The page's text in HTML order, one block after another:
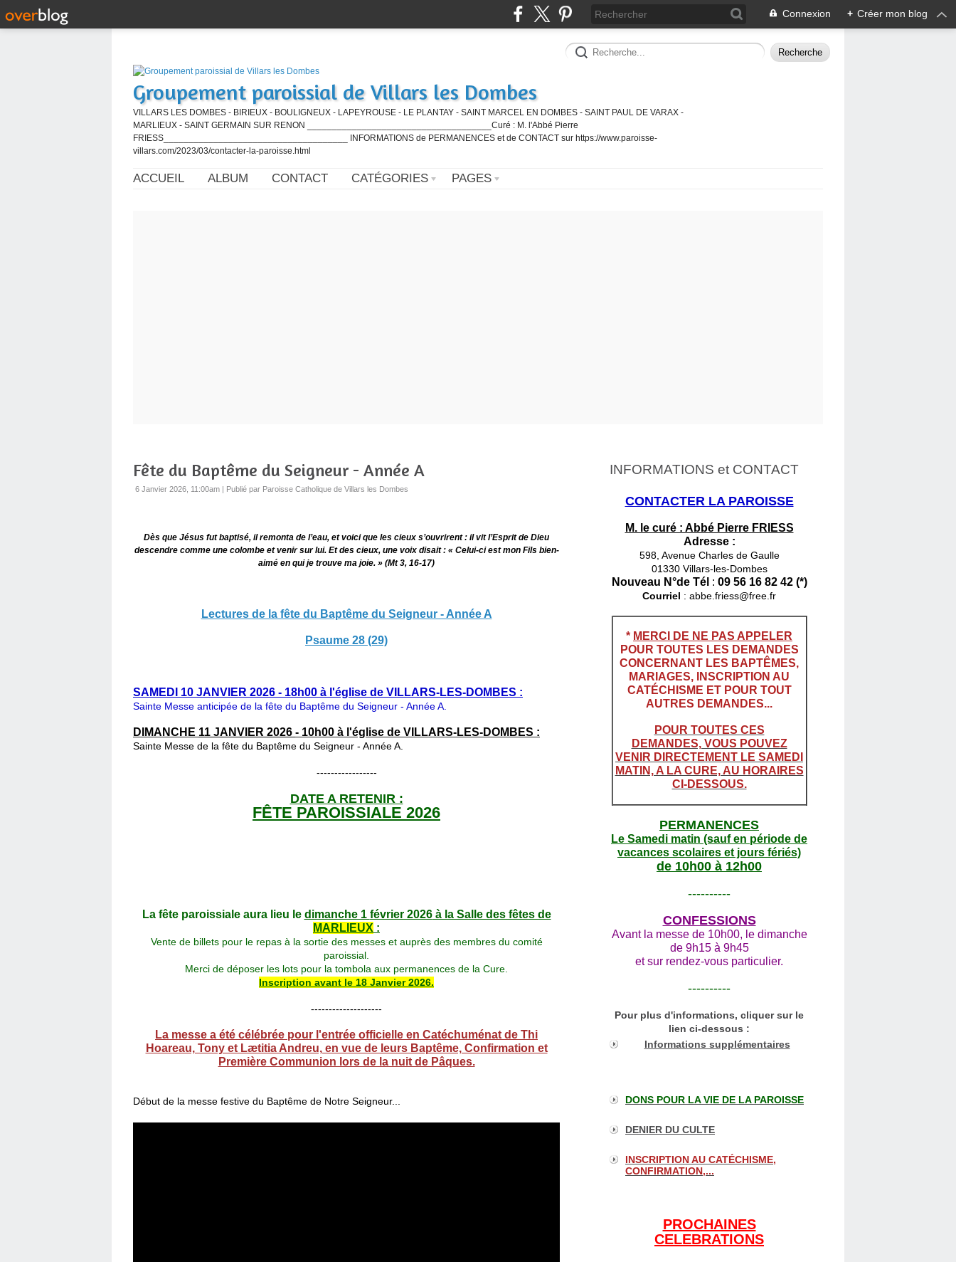
Connexion + Créer mon blog
Groupement paroissial de Villars les Dombes
VILLARS LES DOMBES - BIRIEUX - BOULIGNEUX - LAPEYROUSE - LE PLANTAY - SAINT MARCEL EN DOMBES - SAINT PAUL DE VARAX -
MARLIEUX - SAINT GERMAIN SUR RENON _____________________________________Curé : M. l'Abbé Pierre
FRIESS_____________________________________ INFORMATIONS de PERMANENCES et de CONTACT sur https://www.paroisse-
villars.com/2023/03/contacter-la-paroisse.html
ACCUEIL ALBUM CONTACT CATÉGORIES PAGES
Fête du Baptême du Seigneur - Année A
6 Janvier 2026, 11:00am | Publié par Paroisse Catholique de Villars les Dombes
Dès que Jésus fut baptisé, il remonta de l’eau, et voici que les cieux s’ouvrirent : il vit l’Esprit de Dieu
descendre comme une colombe et venir sur lui. Et des cieux, une voix disait : « Celui-ci est mon Fils bien-
aimé en qui je trouve ma joie. » (Mt 3, 16-17)
Lectures de la fête du Baptême du Seigneur - Année A
Psaume 28 (29)
SAMEDI 10 JANVIER 2026 - 18h00 à l'église de VILLARS-LES-DOMBES :
Sainte Messe anticipée de la fête du Baptême du Seigneur - Année A.
DIMANCHE 11 JANVIER 2026 - 10h00 à l'église de VILLARS-LES-DOMBES :
Sainte Messe de la fête du Baptême du Seigneur - Année A.
-----------------
DATE A RETENIR :
FÊTE PAROISSIALE 2026
La fête paroissiale aura lieu le dimanche 1 février 2026à la Salle des fêtes de
MARLIEUX :
Vente de billets pour le repas à la sortie des messes et auprès des membres du comité
paroissial.
Merci de déposer les lots pour la tombola aux permanences de la Cure.
Inscription avant le 18 Janvier 2026.
--------------------
La messe a été célébrée pour l'entrée officielle en Catéchuménat de Thi
Hoareau, Tony et Lætitia Andreu, en vue de leurs Baptême, Confirmation et
Première Communion lors de la nuit de Pâques.
Début de la messe festive du Baptême de Notre Seigneur...
INFORMATIONS et CONTACT
CONTACTER LA PAROISSE
M. le curé : Abbé Pierre FRIESS
Adresse :
598, Avenue Charles de Gaulle
01330 Villars-les-Dombes
Nouveau N°de Tél : 09 56 16 82 42 (*)
Courriel : abbe.friess@free.fr
* MERCI DE NE PAS APPELER
POUR TOUTES LES DEMANDES
CONCERNANT LES BAPTÊMES,
MARIAGES, INSCRIPTION AU
CATÉCHISME ET POUR TOUT
AUTRES DEMANDES...
POUR TOUTES CES
DEMANDES, VOUS POUVEZ
VENIR DIRECTEMENT LE SAMEDI
MATIN, A LA CURE, AU HORAIRES
CI-DESSOUS.
PERMANENCES
Le Samedi matin (sauf en période de
vacances scolaires et jours fériés)
de 10h00 à 12h00
----------
CONFESSIONS
Avant la messe de 10h00, le dimanche
de 9h15 à 9h45
et sur rendez-vous particulier.
----------
Pour plus d'informations, cliquer sur le
lien ci-dessous :
Informations supplémentaires
DONS POUR LA VIE DE LA PAROISSE
DENIER DU CULTE
INSCRIPTION AU CATÉCHISME,
CONFIRMATION,...
PROCHAINES
CELEBRATIONS